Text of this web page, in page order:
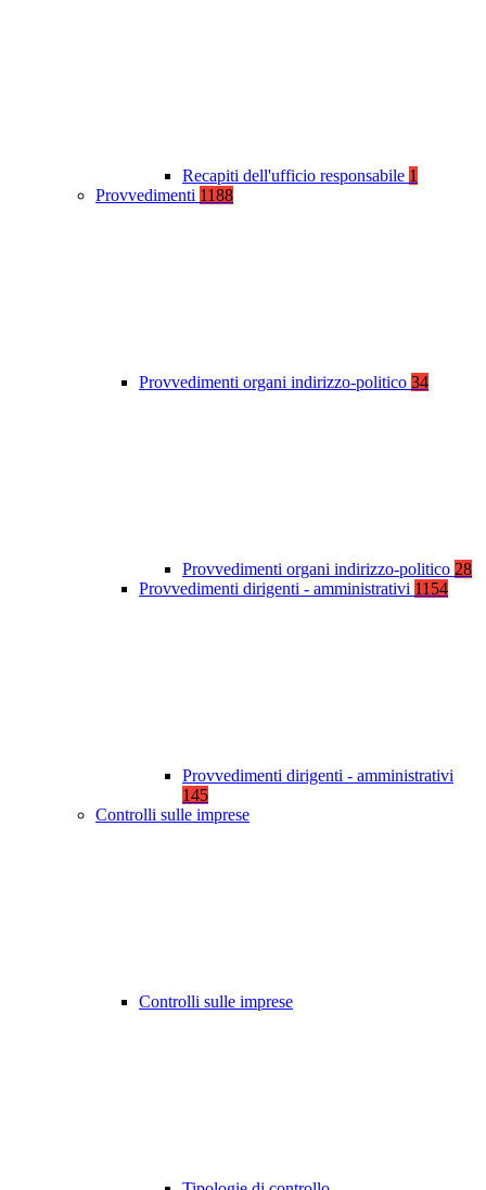
Recapiti dell'ufficio responsabile 1
Provvedimenti 1188
Provvedimenti organi indirizzo-politico 34
Provvedimenti organi indirizzo-politico 28
Provvedimenti dirigenti - amministrativi 1154
Provvedimenti dirigenti - amministrativi
145
Controlli sulle imprese
Controlli sulle imprese